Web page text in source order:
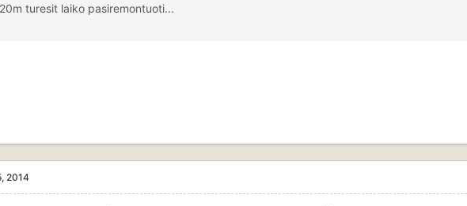
turesit laiko pasiremontuoti...
2014